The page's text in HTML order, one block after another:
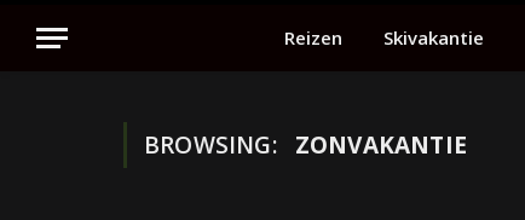
Reizen Skivakantie
BROWSING: ZONVAKANTIE